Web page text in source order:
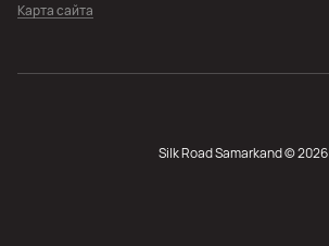
Карта сайта
Silk Road Samarkand © 2026